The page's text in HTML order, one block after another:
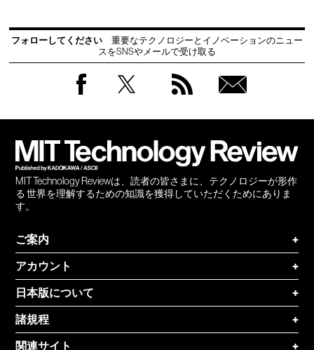
フォローしてください
重要なテクノロジーとイノベーションのニュー
スをSNSやメールで受け取る
MIT Technology Reviewは、読者の皆さまに、テクノロジーが形作
る 世界を理解するための知識を獲得していただくためにありま
す。
ご案内
+
アカウント
+
日本版について
+
諸規程
+
関連サイト
+